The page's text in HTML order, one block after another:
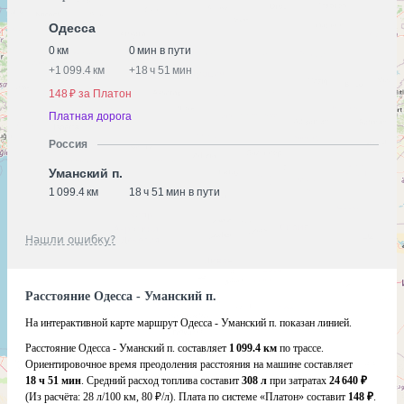
Одесса
0 км
0 мин в пути
+1 099.4 км +18 ч 51 мин
148 ₽ за Платон
Платная дорога
Россия
Уманский п.
1 099.4 км 18 ч 51 мин в пути
Нашли ошибку?
Расстояние Одесса - Уманский п.
На интерактивной карте маршрут Одесса - Уманский п. показан линией.
Расстояние Одесса - Уманский п. составляет 1 099.4 км по трассе.
Ориентировочное время преодоления расстояния на машине составляет
18 ч 51 мин. Средний расход топлива составит 308 л при затратах 24 640 ₽
(Из расчёта: 28 л/100 км, 80 ₽/л). Плата по системе «Платон» составит 148 ₽.